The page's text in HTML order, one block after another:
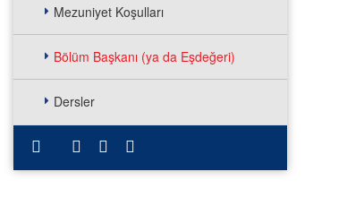
Mezuniyet Koşulları
Bölüm Başkanı (ya da Eşdeğeri)
Dersler